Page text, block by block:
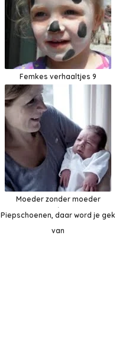
Femkes verhaaltjes 9
Moeder zonder moeder
Piepschoenen, daar word je gek
van